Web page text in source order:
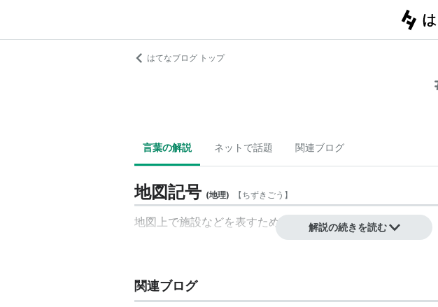
はてなブログ トップ
言葉の解説 ネットで話題 関連ブログ
地図記号 (地理) 【ちずきごう 】
地図上で施設などを表すために用いられる記号。
解説の続きを読む
関連ブログ